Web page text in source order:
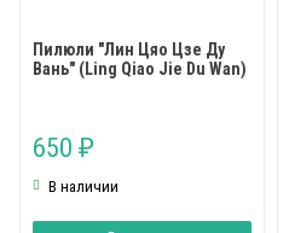
Пилюли "Лин Цяо Цзе Ду
Вань" (Ling Qiao Jie Du Wan)
650 ₽
В наличии